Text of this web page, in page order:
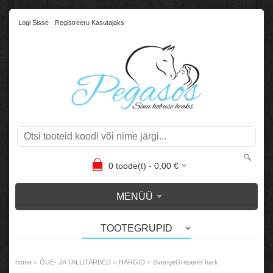
Logi Sisse Registreeru Kasutajaks
0toode(t) - 0,00€
MENÜÜ
TOOTEGRUPID
home » ÕUE- JA TALLITARBED » HARGID » SverigeGrepen® hark